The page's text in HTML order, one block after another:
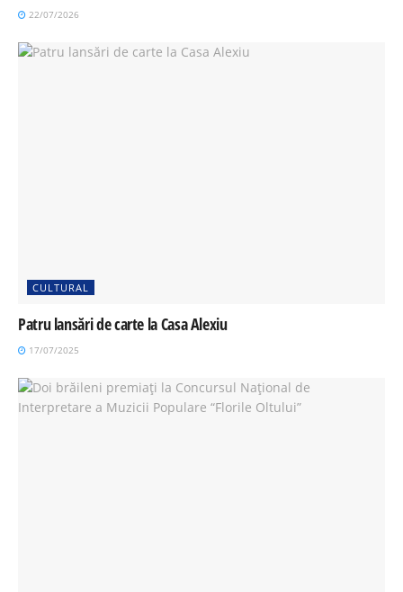
22/07/2026
CULTURAL
Patru lansări de carte la Casa Alexiu
17/07/2025